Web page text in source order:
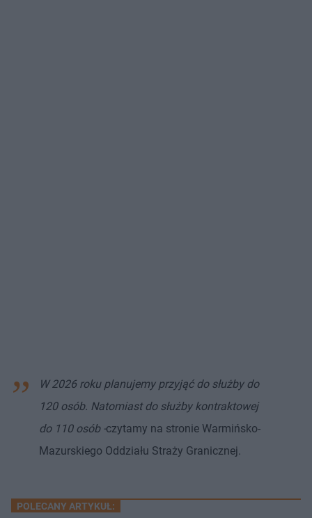
W 2026 roku planujemy przyjąć do służby do
120 osób. Natomiast do służby kontraktowej
do 110 osób -czytamy na stronie Warmińsko-
Mazurskiego Oddziału Straży Granicznej.
POLECANY ARTYKUŁ: